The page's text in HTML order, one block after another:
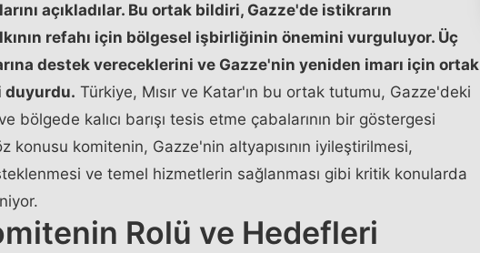
açıkladılar. Bu ortak bildiri, Gazze'de istikrarın
refahı için bölgesel işbirliğinin önemini vurguluyor. Üç
destek vereceklerini ve Gazze'nin yeniden imarı için ortak
duyurdu. Türkiye, Mısır ve Katar'ın bu ortak tutumu, Gazze'deki
bölgede kalıcı barışı tesis etme çabalarının bir göstergesi
konusu komitenin, Gazze'nin altyapısının iyileştirilmesi,
ve temel hizmetlerin sağlanması gibi kritik konularda
Rolü ve Hedefleri